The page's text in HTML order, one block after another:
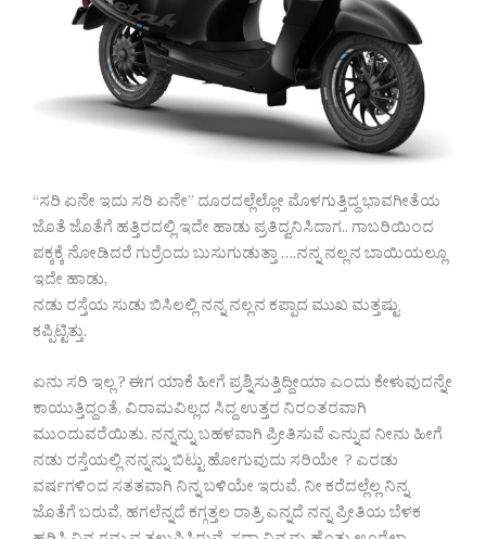
“ಸರಿ ಏನೇ ಇದು ಸರಿ ಏನೇ” ದೂರದಲ್ಲೆಲ್ಲೋ ಮೊಳಗುತ್ತಿದ್ದ ಭಾವಗೀತೆಯ
ಜೊತೆ ಜೊತೆಗೆ ಹತ್ತಿರದಲ್ಲಿ ಇದೇ ಹಾಡು ಪ್ರತಿದ್ವನಿಸಿದಾಗ.. ಗಾಬರಿಯಿಂದ
ಪಕ್ಕಕ್ಕೆ ನೋಡಿದರೆ ಗುರ್ರೆಂದು ಬುಸುಗುಡುತ್ತಾ ….ನನ್ನ ನಲ್ಲನ ಬಾಯಿಯಲ್ಲೂ
ಇದೇ ಹಾಡು,
ನಡು ರಸ್ತೆಯ ಸುಡು ಬಿಸಿಲಲ್ಲಿ ನನ್ನ ನಲ್ಲನ ಕಪ್ಪಾದ ಮುಖ ಮತ್ತಷ್ಟು
ಕಪ್ಪಿಟ್ಟಿತ್ತು.
ಏನು ಸರಿ ಇಲ್ಲ ? ಈಗ ಯಾಕೆ ಹೀಗೆ ಪ್ರಶ್ನಿಸುತ್ತಿದ್ದೀಯಾ ಎಂದು ಕೇಳುವುದನ್ನೇ
ಕಾಯುತ್ತಿದ್ದಂತೆ, ವಿರಾಮವಿಲ್ಲದ ಸಿದ್ದ ಉತ್ತರ ನಿರಂತರವಾಗಿ
ಮುಂದುವರೆಯಿತು. ನನ್ನನ್ನು ಬಹಳವಾಗಿ ಪ್ರೀತಿಸುವೆ ಎನ್ನುವ ನೀನು ಹೀಗೆ
ನಡು ರಸ್ತೆಯಲ್ಲಿ ನನ್ನನ್ನು ಬಿಟ್ಟು ಹೋಗುವುದು ಸರಿಯೇ ? ಎರಡು
ವರ್ಷಗಳಿಂದ ಸತತವಾಗಿ ನಿನ್ನ ಬಳಿಯೇ ಇರುವೆ, ನೀ ಕರೆದಲ್ಲೆಲ್ಲ ನಿನ್ನ
ಜೊತೆಗೆ ಬರುವೆ, ಹಗಲೆನ್ನದೆ ಕಗ್ಗತ್ತಲ ರಾತ್ರಿ ಎನ್ನದೆ ನನ್ನ ಪ್ರೀತಿಯ ಬೆಳಕ